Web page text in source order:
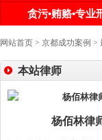
贪污•贿赂•专业
网站首页 > 京都成功案例 >
本站律师
杨佰林律